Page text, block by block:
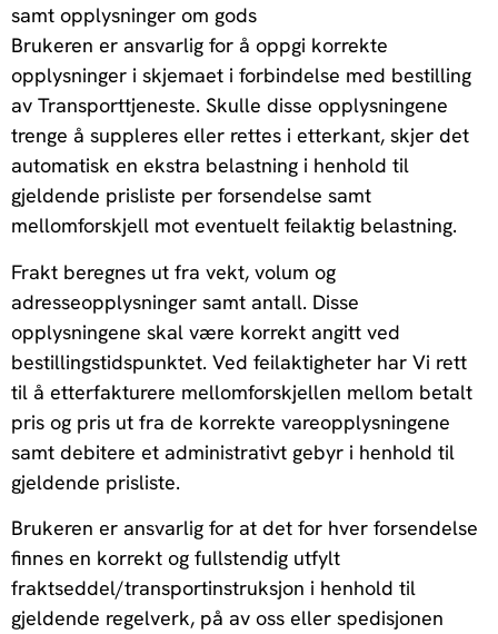
samt opplysninger om gods
Brukeren er ansvarlig for å oppgi korrekte
opplysninger i skjemaet i forbindelse med bestilling
av Transporttjeneste. Skulle disse opplysningene
trenge å suppleres eller rettes i etterkant, skjer det
automatisk en ekstra belastning i henhold til
gjeldende prisliste per forsendelse samt
mellomforskjell mot eventuelt feilaktig belastning.
Frakt beregnes ut fra vekt, volum og
adresseopplysninger samt antall. Disse
opplysningene skal være korrekt angitt ved
bestillingstidspunktet. Ved feilaktigheter har Vi rett
til å etterfakturere mellomforskjellen mellom betalt
pris og pris ut fra de korrekte vareopplysningene
samt debitere et administrativt gebyr i henhold til
gjeldende prisliste.
Brukeren er ansvarlig for at det for hver forsendelse
finnes en korrekt og fullstendig utfylt
fraktseddel/transportinstruksjon i henhold til
gjeldende regelverk, på av oss eller spedisjonen